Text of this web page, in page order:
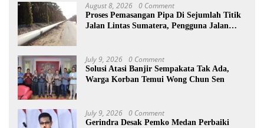
August 8, 2026 0 Comment
Proses Pemasangan Pipa Di Sejumlah Titik
Jalan Lintas Sumatera, Pengguna Jalan
July 9, 2026 0 Comment
Solusi Atasi Banjir Sempakata Tak Ada,
Warga Korban Temui Wong Chun Sen
July 9, 2026 0 Comment
Gerindra Desak Pemko Medan Perbaiki